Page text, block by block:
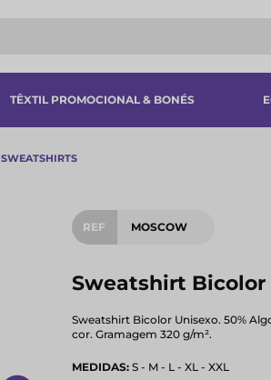
TÊXTIL PROMOCIONAL & BONÉS
SWEATSHIRTS
REF MOSCOW
Sweatshirt Bicolor
Sweatshirt Bicolor Unisexo. 50%
cor. Gramagem 320 g/m².
MEDIDAS:S - M - L - XL - XXL